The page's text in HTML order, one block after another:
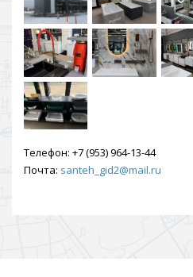
Телефон: +7 (953) 964-13-44
Почта: santeh_gid2@mail.ru